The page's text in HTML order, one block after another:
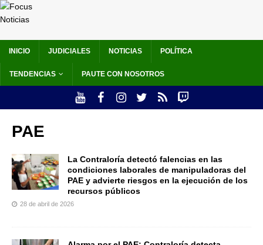
INICIO JUDICIALES NOTICIAS POLÍTICA
TENDENCIAS PAUTE CON NOSOTROS
PAE
La Contraloría detectó falencias en las
condiciones laborales de manipuladoras del
PAE y advierte riesgos en la ejecución de los
recursos públicos
28 de abril de 2026